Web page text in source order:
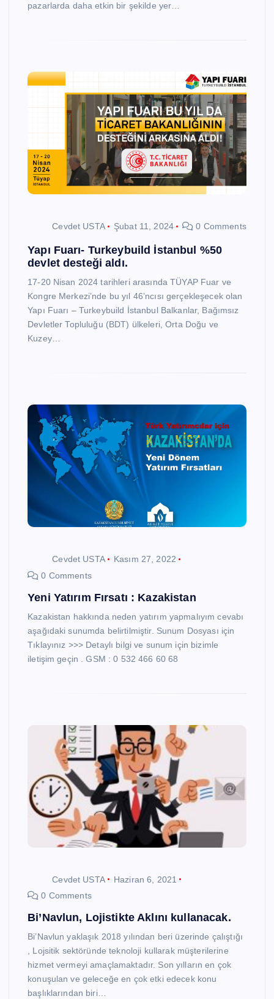
pazarlarda daha etkin bir şekilde yer…
Cevdet USTA Şubat 11, 2024 0 Comments
Yapı Fuarı- Turkeybuild İstanbul %50
devlet desteği aldı.
17-20 Nisan 2024 tarihleri arasında TÜYAP Fuar ve
Kongre Merkezi’nde bu yıl 46’ncısı gerçekleşecek olan
Yapı Fuarı – Turkeybuild İstanbul Balkanlar, Bağımsız
Devletler Topluluğu (BDT) ülkeleri, Orta Doğu ve
Kuzey…
Cevdet USTA
Kasım 27, 2022
0 Comments
Yeni Yatırım Fırsatı : Kazakistan
Kazakistan hakkında neden yatırım yapmalıyım cevabı
aşağıdaki sunumda belirtilmiştir. Sunum Dosyası için
Tıklayınız >>> Detaylı bilgi ve sunum için bizimle
iletişim geçin . GSM : 0 532 466 60 68
Cevdet USTA
Haziran 6, 2021
0 Comments
Bi’Navlun, Lojistikte Aklını kullanacak.
Bi’Navlun yaklaşık 2018 yılından beri üzerinde çalıştığı
, Lojsitik sektöründe teknoloji kullarak müşterilerine
hizmet vermeyi amaçlamaktadır. Son yılların en çok
konuşulan ve geleceğe en çok etki edecek konu
başlıklarından biri…